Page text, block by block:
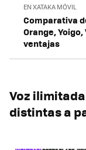
EN XATAKA MÓVIL
Comparativa
Orange,
ventajas
Voz
distintas a